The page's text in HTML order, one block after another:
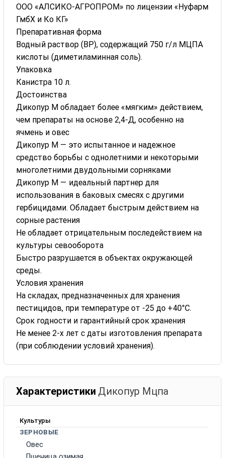
ООО «АЛСИКО-АГРОПРОМ» по лицензии «Нуфарм
ГмбХ и Ко КГ»
Препаративная форма
Водный раствор (ВР), содержащий 750 г/л МЦПА
кислоты (диметиламинная соль).
Упаковка
Канистра 10 л.
Достоинства
Дикопур М обладает более «мягким» действием,
чем препараты на основе 2,4-Д, особенно на
ячмень и овес
Дикопур М — это испытанное и надежное
средство борьбы с однолетними и некоторыми
многолетними двудольными сорняками
Дикопур М — идеальный партнер для
использования в баковых смесях с другими
гербицидами. Обладает быстрым действием на
сорные растения
Не обладает отрицательным последействием на
культуры севооборота
Быстро разрушается в объектах окружающей
среды.
Условия хранения
На складах, предназначенных для хранения
пестицидов, при температуре от -25 до +40°С.
Срок годности и гарантийный срок хранения
Не менее 2-х лет с даты изготовления препарата
(при соблюдении условий хранения).
Характеристики Дикопур Мцпа
Культуры
ЗЕРНОВЫЕ
Овес